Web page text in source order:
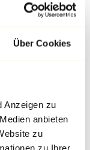
Über Cookies
Anzeigen zu
anbieten
zu
zu Ihrer